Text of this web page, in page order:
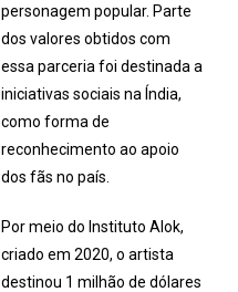
personagem popular. Parte
dos valores obtidos com
essa parceria foi destinada a
iniciativas sociais na Índia,
como forma de
reconhecimento ao apoio
dos fãs no país.
Por meio do Instituto Alok,
criado em 2020, o artista
destinou 1 milhão de dólares